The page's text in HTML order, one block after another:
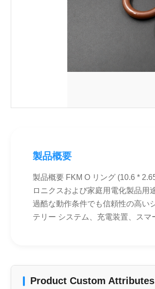
製品概要
製品概要 FKM O リング (10.6 *
ロニクスおよび家庭用電化製品用
過酷な動作条件でも信頼性の高い
テリー システム、充電装置、ス
Product Custom Attributes